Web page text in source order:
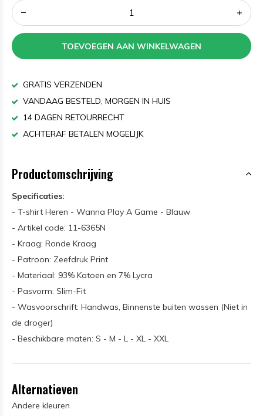
TOEVOEGEN AAN WINKELWAGEN
GRATIS VERZENDEN
VANDAAG BESTELD, MORGEN IN HUIS
14 DAGEN RETOURRECHT
ACHTERAF BETALEN MOGELIJK
Productomschrijving
Specificaties:
- T-shirt Heren - Wanna Play A Game - Blauw
- Artikel code: 11-6365N
- Kraag: Ronde Kraag
- Patroon: Zeefdruk Print
- Materiaal: 93% Katoen en 7% Lycra
- Pasvorm: Slim-Fit
- Wasvoorschrift: Handwas, Binnenste buiten wassen (Niet in
de droger)
- Beschikbare maten: S - M - L - XL - XXL
Alternatieven
Andere kleuren